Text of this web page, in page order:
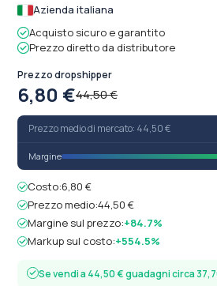
Azienda italiana
Acquisto sicuro e garantito
Prezzo diretto da distributore
Prezzo dropshipper
6,80 €44,50 €
Prezzo medio di mercato: 44,50 €
Margine
Costo:6,80 €
Prezzo medio:44,50 €
Margine sul prezzo:+84.7%
Markup sul costo:+554.5%
Se vendi a 44,50 € guadagni circa